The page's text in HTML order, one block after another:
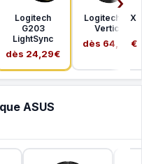
Logitech
G203
LightSync
dès 24,29€
Logitech MX
Vertical
dès 64,99€
ASUS